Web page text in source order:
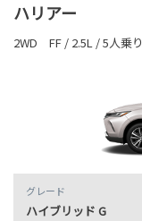
ハリアー
2WD FF / 2.5L / 5人乗り
グレード
ハイブリッド G